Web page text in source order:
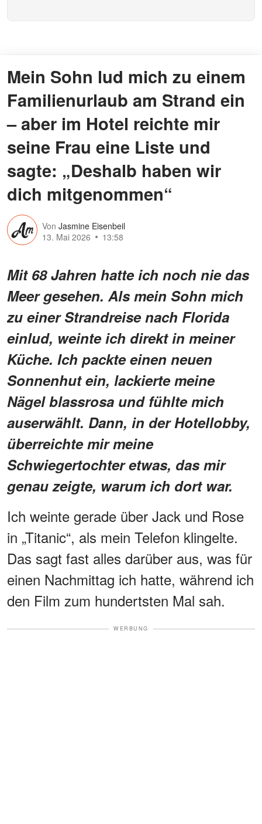
Mein Sohn lud mich zu einem
Familienurlaub am Strand ein
– aber im Hotel reichte mir
seine Frau eine Liste und
sagte: „Deshalb haben wir
dich mitgenommen“
Von Jasmine Eisenbeil
13. Mai 2026
13:58
Mit 68 Jahren hatte ich noch nie das
Meer gesehen. Als mein Sohn mich
zu einer Strandreise nach Florida
einlud, weinte ich direkt in meiner
Küche. Ich packte einen neuen
Sonnenhut ein, lackierte meine
Nägel blassrosa und fühlte mich
auserwählt. Dann, in der Hotellobby,
überreichte mir meine
Schwiegertochter etwas, das mir
genau zeigte, warum ich dort war.
Ich weinte gerade über Jack und Rose
in „Titanic“, als mein Telefon klingelte.
Das sagt fast alles darüber aus, was für
einen Nachmittag ich hatte, während ich
den Film zum hundertsten Mal sah.
WERBUNG